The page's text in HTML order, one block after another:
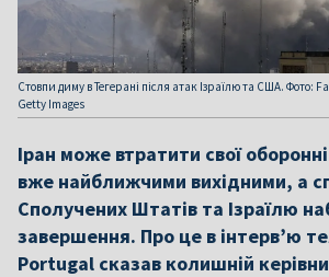
Стовпи диму в Тегерані після атак Ізраїлю та США. Фото:
Getty Images
Іран може втратити свої
вже найближчими вихідними, а
Сполучених Штатів та Ізраїлю
завершення. Про це в інтерв’ю
Portugal сказав колишній